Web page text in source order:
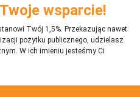
wsparcie!
Twój 1,5%. Przekazując nawet
pożytku publicznego, udzielasz
W ich imieniu jesteśmy Ci